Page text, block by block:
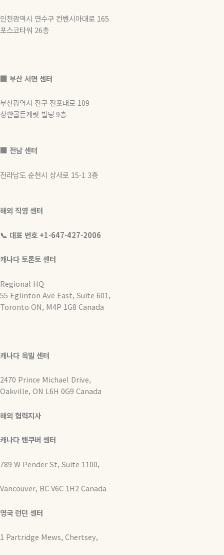
인천광역시 연수구 컨벤시아대로 165
포스코타워 26층
🏢 부산 서면 센터
부산광역시 진구 전포대로 109
상한골든케럿 빌딩 9층
🏢 전남 센터
전라남도 순천시 상사로 15-1 3층
해외 직영 센터
📞 대표 번호 +1-647-427-2006
캐나다 토론토 센터
Regional HQ
55 Eglinton Ave East, Suite 601,
Toronto ON, M4P 1G8 Canada
캐나다 옥빌 센터
2470 Prince Michael Drive,
Oakville, ON L6H 0G9 Canada
해외 협력지사
캐나다 밴쿠버 센터
789 W Pender St, Suite 1100,
Vancouver, BC V6C 1H2 Canada
영국 런던 센터
1 Partridge Mews, Chertsey,